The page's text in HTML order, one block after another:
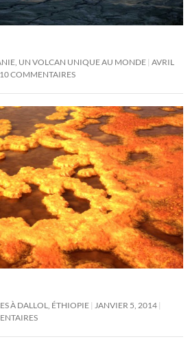
UN VOLCAN UNIQUE AU MONDE AVRIL
10 COMMENTAIRES
À DALLOL, ÉTHIOPIE
JANVIER 5, 2014